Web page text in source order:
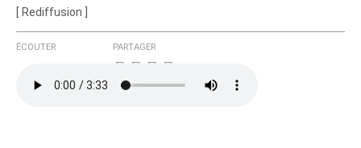
[ Rediffusion ]
ÉCOUTER PARTAGER